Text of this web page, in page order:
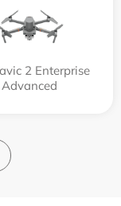
2 Enterprise
Advanced